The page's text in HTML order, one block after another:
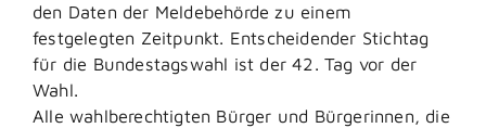
den Daten der Meldebehörde zu einem
festgelegten Zeitpunkt. Entscheidender Stichtag
für die Bundestagswahl ist der 42. Tag vor der
Wahl.
Alle wahlberechtigten Bürger und Bürgerinnen, die